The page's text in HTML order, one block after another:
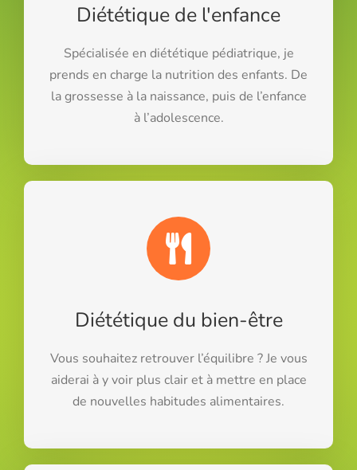
Diététique de l'enfance
Spécialisée en diététique pédiatrique, je
prends en charge la nutrition des enfants. De
la grossesse à la naissance, puis de l’enfance
à l’adolescence.
Diététique du bien-être
Vous souhaitez retrouver l’équilibre ? Je vous
aiderai à y voir plus clair et à mettre en place
de nouvelles habitudes alimentaires.